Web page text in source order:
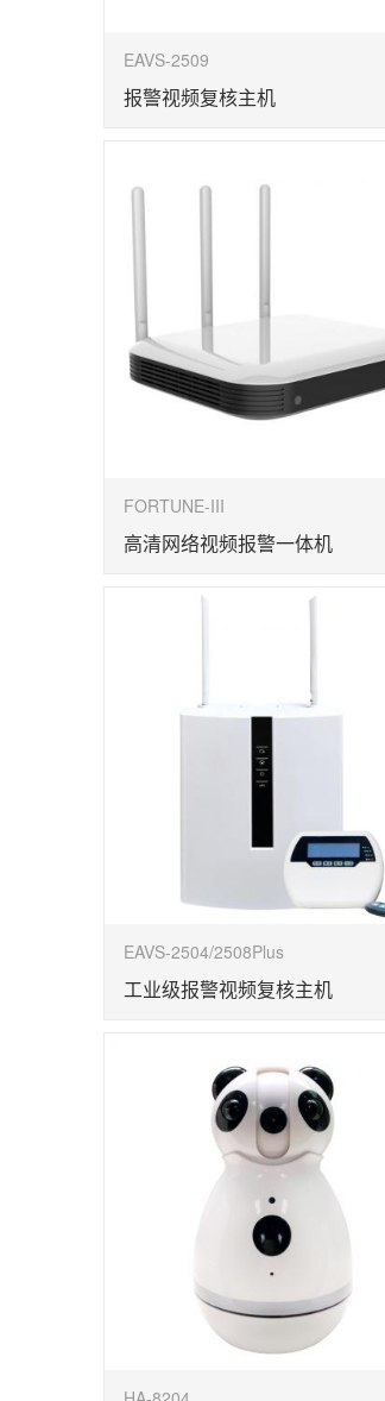
EAVS-2509
报警视频复核主机
FORTUNE-III
高清网络视频报警一体机
EAVS-2504/2508Plus
工业级报警视频复核主机